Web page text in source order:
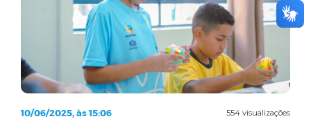
554 visualizações
10/06/2025, às 15:06